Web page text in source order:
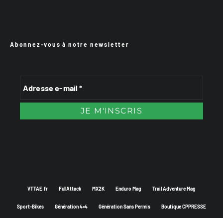
Abonnez-vous à notre newsletter
VTTAE.fr FullAttack MX2K Enduro Mag Trail Adventure Mag
Sport-Bikes Génération 4×4 Génération Sans Permis Boutique CPPRESSE